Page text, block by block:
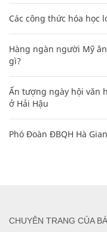
Các công thức hóa học
Hàng ngàn người Mỹ
gì?
Ấn tượng ngày hội văn
ở Hải Hậu
Phó Đoàn ĐBQH Hà
CHUYÊN TRANG CỦA